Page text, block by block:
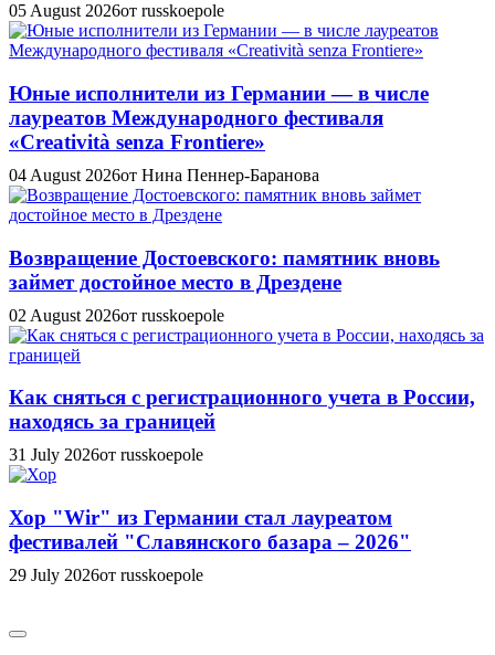
05 August 2026от russkoepole
Юные исполнители из Германии — в числе
лауреатов Международного фестиваля
«Creatività senza Frontiere»
04 August 2026от Нина Пеннер-Баранова
Возвращение Достоевского: памятник вновь
займет достойное место в Дрездене
02 August 2026от russkoepole
Как сняться с регистрационного учета в России,
находясь за границей
31 July 2026от russkoepole
Хор "Wir" из Германии стал лауреатом
фестивалей "Славянского базара – 2026"
29 July 2026от russkoepole